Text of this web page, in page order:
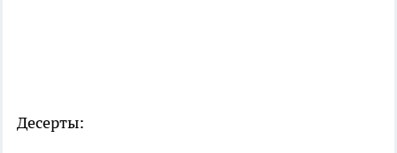
Десерты: